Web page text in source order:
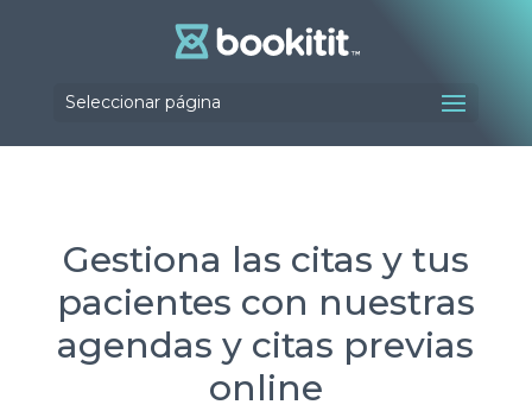
Seleccionar página
Gestiona las citas y tus
pacientes con nuestras
agendas y citas previas
online